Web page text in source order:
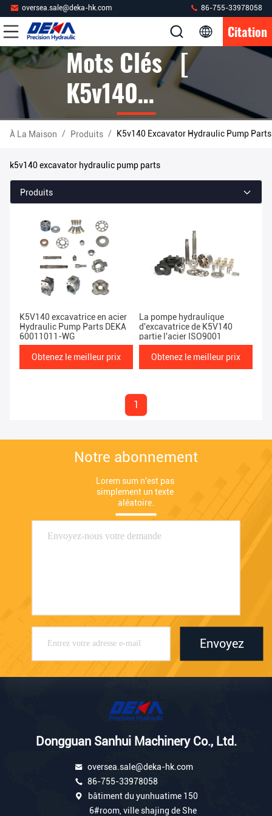
oversea.sale@deka-hk.com 86-755-33978058
Citation
Mots Clés [
K5v140
Excavator
Hydraulic
Pump Parts ]
Correspondre
2 Produits
À La Maison / Produits / K5v140 Excavator Hydraulic Pump
k5v140 excavator hydraulic pump parts
Produits
K5V140 excavatrice en acier
Hydraulic Pump Parts DEKA
60011011-WG
Obtenez le meilleur prix
La pompe hydraulique
d'excavatrice de K5V140
partie l'acier ISO9001
Obtenez le meilleur prix
1
Notre abonnement
Lorem sum n'est pas
simplement un texte
aléatoire.
Envoyez
Dongguan Sanhui Machinery Co., Ltd.
oversea.sale@deka-hk.com
86-755-33978058
bâtiment du yunhuatime 150
6#room, ville shajing de She